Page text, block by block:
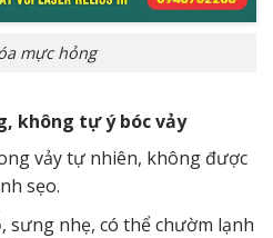
mực hỏng
không tự ý bóc vảy
vảy tự nhiên, không được
sẹo.
sưng nhẹ, có thể chườm lạnh